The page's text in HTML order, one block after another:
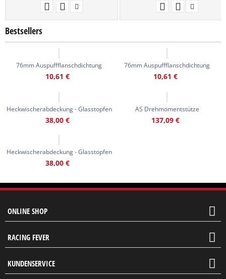
Bestsellers
76mm Auspuffflanschdichtung
10,61 €
76mm Auspuffflanschdichtung
10,61 €
Heckwischerabdeckung - Glasstopfen
38,00 €
AS Drehmomentstütze
137,09 €
Heckwischerabdeckung - Glasstopfen
38,00 €
ONLINE SHOP
RACING FEVER
KUNDENSERVICE